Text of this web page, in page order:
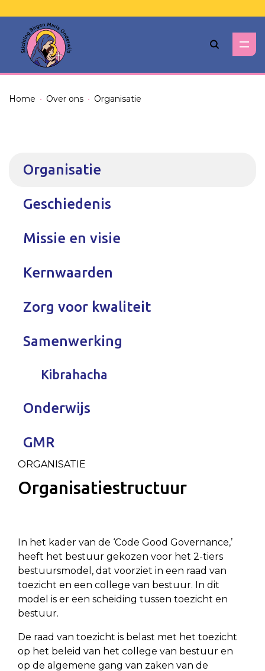
Zoeken
Home Over ons Organisatie
Organisatie
Geschiedenis
Missie en visie
Kernwaarden
Zorg voor kwaliteit
Samenwerking
Kibrahacha
Onderwijs
GMR
ORGANISATIE
Organisatiestructuur
In het kader van de ‘Code Good Governance,’
heeft het bestuur gekozen voor het 2-tiers
bestuursmodel, dat voorziet in een raad van
toezicht en een college van bestuur. In dit
model is er een scheiding tussen toezicht en
bestuur.
De raad van toezicht is belast met het toezicht
op het beleid van het college van bestuur en
op de algemene gang van zaken van de